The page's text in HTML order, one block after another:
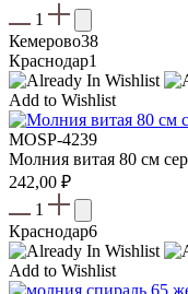
1
Кемерово38
Краснодар1
Add to Wishlist
МOSP-4239
Молния витая 80 см
242,00 ₽
1
Краснодар6
Add to Wishlist